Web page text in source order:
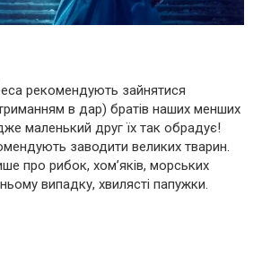
рекомендують зайнятися
в дар) братів наших менших
маленький друг їх так обрадує!
заводити великих тварин.
про рибок, хом’яків, морських
випадку, хвилясті папужки.